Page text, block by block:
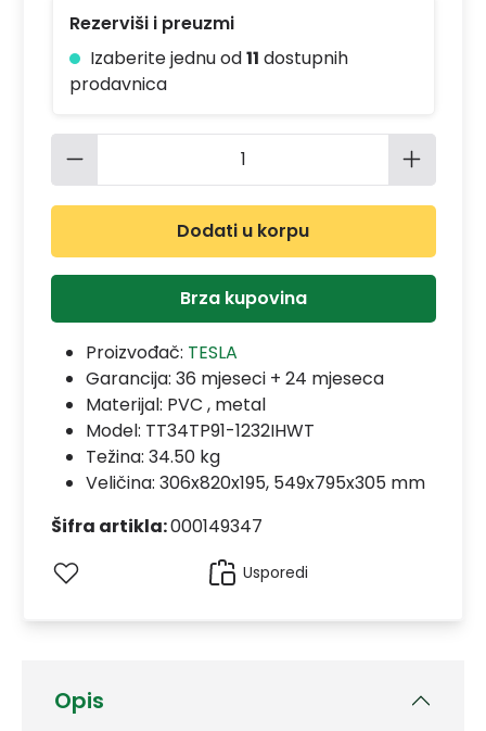
Opis
Rezerviši i preuzmi
Izaberite jednu od11 dostupnih
prodavnica
Količina proizvoda: Unesite
Dodati u korpu
Brza kupovina
Proizvođač: TESLA
Garancija: 36 mjeseci + 24 mjeseca
Materijal: PVC , metal
Model: TT34TP91-1232IHWT
Težina: 34.50 kg
Veličina: 306x820x195, 549x795x305 mm
Šifra artikla:000149347
Usporedi